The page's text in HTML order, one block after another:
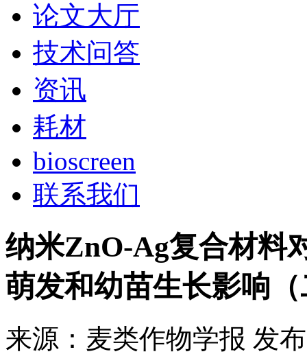
论文大厅
技术问答
资讯
耗材
bioscreen
联系我们
纳米ZnO-Ag复合材料
萌发和幼苗生长影响
来源： 麦类作物学报 发